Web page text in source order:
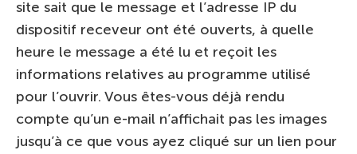
site sait que le message et l’adresse IP du
dispositif receveur ont été ouverts, à quelle
heure le message a été lu et reçoit les
informations relatives au programme utilisé
pour l’ouvrir. Vous êtes-vous déjà rendu
compte qu’un e-mail n’affichait pas les images
jusqu’à ce que vous ayez cliqué sur un lien pour